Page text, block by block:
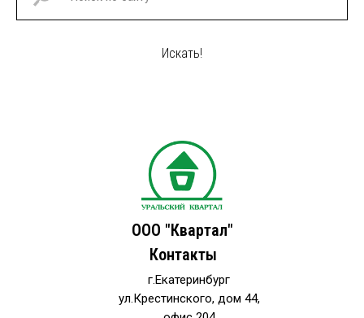
Искать!
ООО "Квартал"
Контакты
г.Екатеринбург
ул.Крестинского, дом 44,